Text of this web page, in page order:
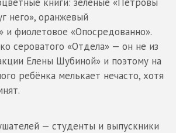
него», оранжевый
и фиолетовое «Опосредованно».
сероватого «Отдела» — он не из
Елены Шубиной» и поэтому на
ребёнка мелькает нечасто, хотя
— студенты и выпускники